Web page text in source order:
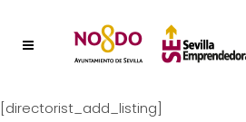
[directorist_add_listing]